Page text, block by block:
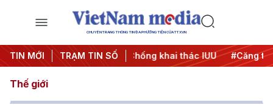
CHUYÊN TRANG THÔNG TIN ĐA PHƯƠNG TIỆN CỦA TTXVN
TIN MỚI TRẠM TIN SỐ
500 ngày đêm #Chống khai thác IUU #Căng thẳng
Thế giới